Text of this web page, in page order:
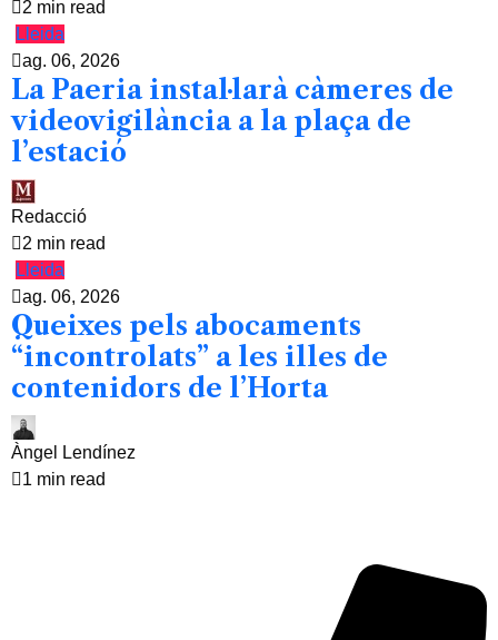
2 min read
Lleida
ag. 06, 2026
La Paeria instal·larà càmeres de
videovigilància a la plaça de
l’estació
Redacció
2 min read
Lleida
ag. 06, 2026
Queixes pels abocaments
“incontrolats” a les illes de
contenidors de l’Horta
Àngel Lendínez
1 min read